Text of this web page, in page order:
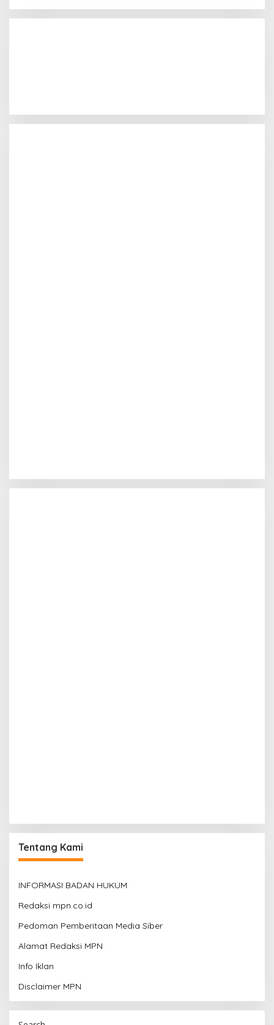
Tentang Kami
INFORMASI BADAN HUKUM
Redaksi mpn.co.id
Pedoman Pemberitaan Media Siber
Alamat Redaksi MPN
Info Iklan
Disclaimer MPN